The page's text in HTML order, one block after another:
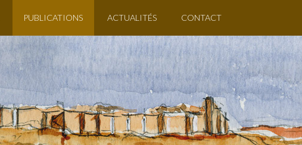
PUBLICATIONS ACTUALITÉS CONTACT